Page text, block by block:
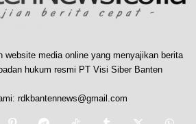
website media online yang menyajikan berita
hukum resmi PT Visi Siber Banten
rdkbantennews@gmail.com